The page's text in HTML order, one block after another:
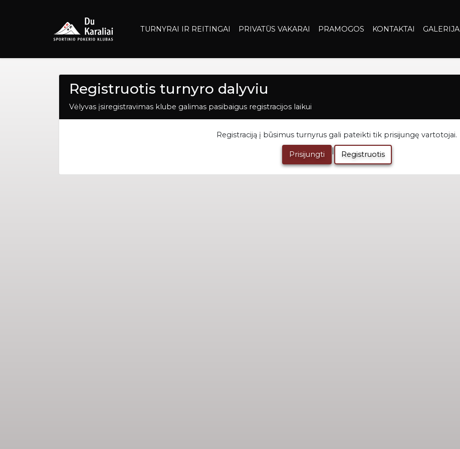
TURNYRAI IR REITINGAI PRIVATŪS VAKARAI PRAMOGOS KONTAKTAI GALERIJA
Registruotis turnyro dalyviu
Vėlyvas įsiregistravimas klube galimas pasibaigus registracijos laikui
Registraciją į būsimus turnyrus gali pateikti tik prisijungę vartotojai.
Prisijungti | Registruotis